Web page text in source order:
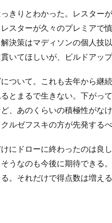
きりとわかった。レスター
スターが久々のプレミア
決策はマディソンの個人
いてほしいが、ビルドアッ
ついて。これも去年から継
とまるで生きない。下が
、あのくらいの積極性がな
ルゼフスキの方が先発するべ
にドローに終わったのは良
うなのも今後に期待できる
。それだけで得点数は増え